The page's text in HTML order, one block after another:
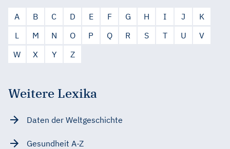
A B C D E F G H I J
K
L
M N O P Q R S T U
V
W
X Y Z
Weitere Lexika
Daten der Weltgeschichte
Gesundheit A-Z